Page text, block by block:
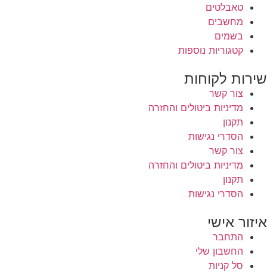
טאבלטים
מחשבים
בשמים
קטגוריות נוספות
שירות לקוחות
צור קשר
מדיניות ביטולים והחזרה
תקנון
הסדרי נגישות
צור קשר
מדיניות ביטולים והחזרה
תקנון
הסדרי נגישות
איזור אישי
התחבר
החשבון שלי
סל קניות